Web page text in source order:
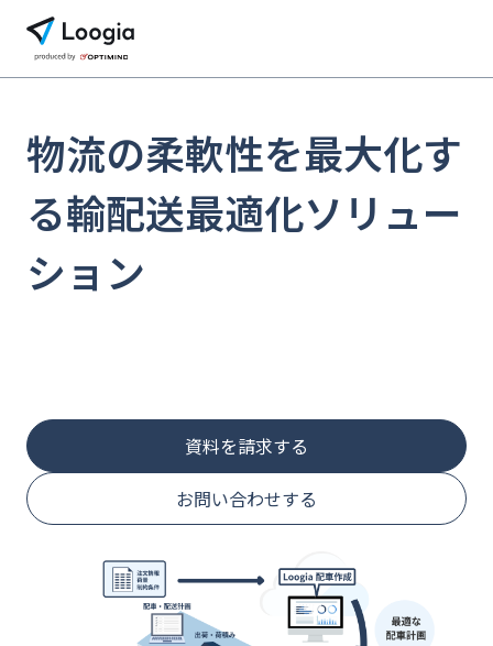
物流の柔軟性を最大化す
る輸配送最適化ソリュー
ション
資料を請求する
お問い合わせする